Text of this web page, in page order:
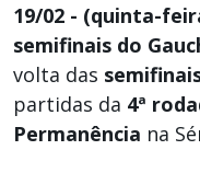
19/02 - (quinta-
semifinais do
volta das
partidas da 4ª
Permanência na